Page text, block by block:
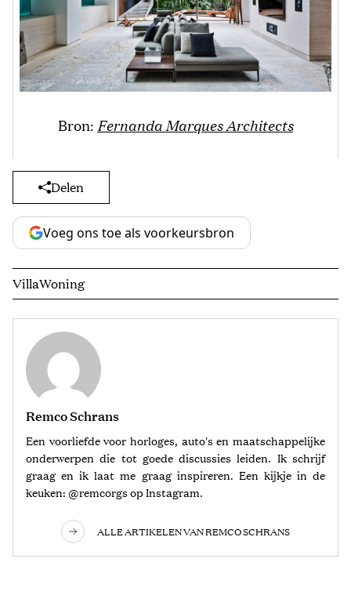
Bron: Fernanda Marques Architects
Delen
Voeg ons toe als voorkeursbron
VillaWoning
Remco Schrans
Een voorliefde voor horloges, auto's en maatschappelijke
onderwerpen die tot goede discussies leiden. Ik schrijf
graag en ik laat me graag inspireren. Een kijkje in de
keuken: @remcorgs op Instagram.
ALLE ARTIKELEN VAN REMCO SCHRANS